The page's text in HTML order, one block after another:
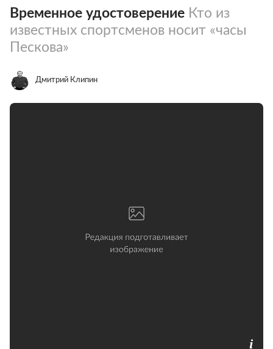
Временное удостоверение Кто из
известных спортсменов носит «часы
Пескова»
Дмитрий Клипин